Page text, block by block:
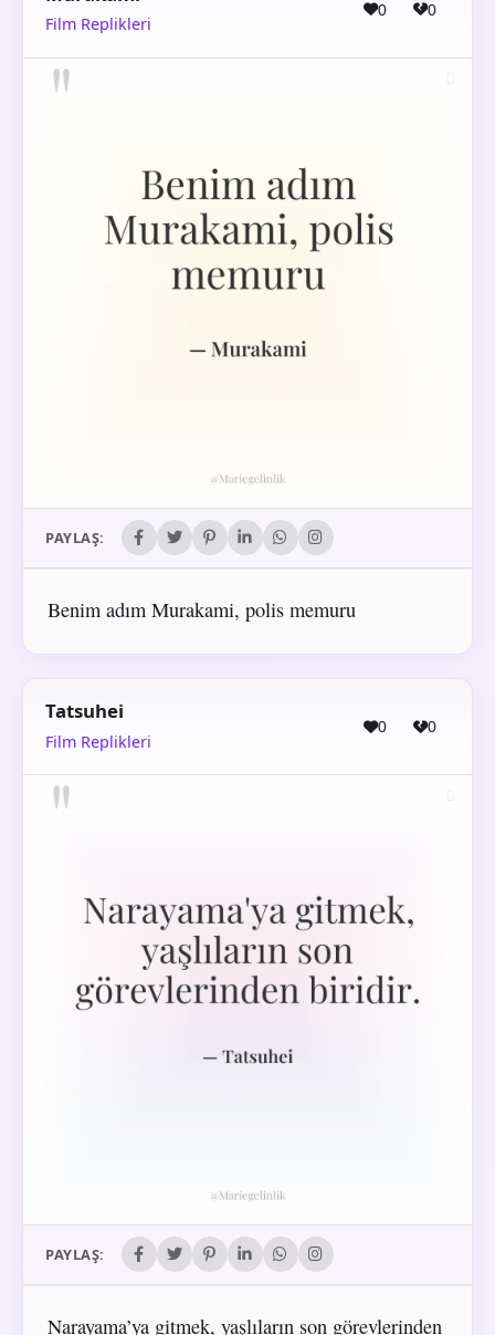
Film Replikleri
0 0
PAYLAŞ:
Benim adım Murakami, polis memuru
Tatsuhei
Film Replikleri
0 0
PAYLAŞ:
Narayama’ya gitmek, yaşlıların son görevlerinden